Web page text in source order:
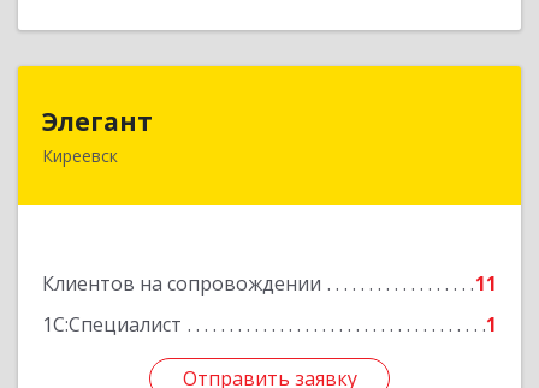
Элегант
Киреевск
Клиентов на сопровождении
11
1С:Специалист
1
Отправить заявку
301262, Тульская обл, Киреевск г, Чехова ул,
Отправить заявку